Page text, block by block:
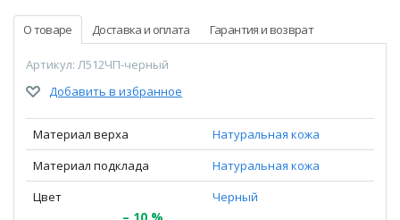
О товаре Доставка и оплата Гарантия и возврат
Артикул: Л512ЧП-черный
Добавить в избранное
Материал верха
Натуральная кожа
Материал подклада
Натуральная кожа
Цвет
Черный
– 10 %